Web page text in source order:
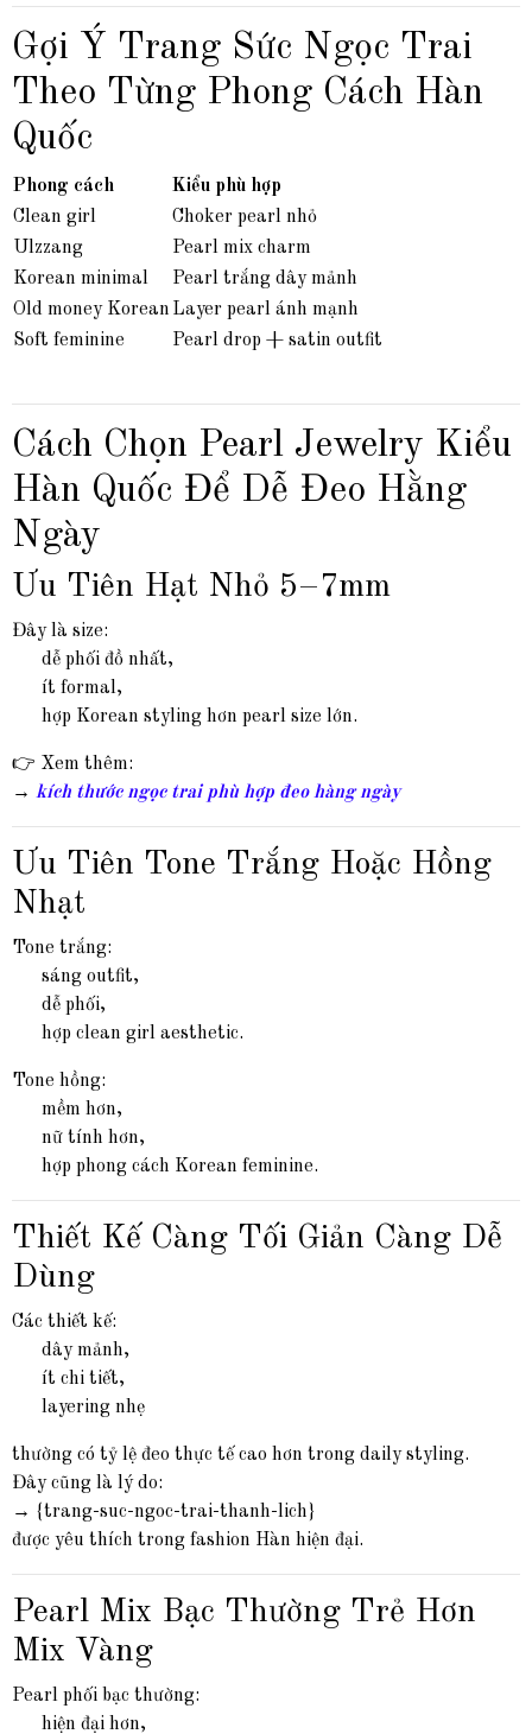
Gợi Ý Trang Sức Ngọc Trai
Theo Từng Phong Cách Hàn
Quốc
Phong cách
Kiểu phù hợp
Clean girl
Choker pearl nhỏ
Ulzzang
Pearl mix charm
Korean minimal
Pearl trắng dây mảnh
Old money Korean Layer pearl ánh mạnh
Soft feminine
Pearl drop + satin outfit
Cách Chọn Pearl Jewelry Kiểu
Hàn Quốc Để Dễ Đeo Hằng
Ngày
Ưu Tiên Hạt Nhỏ 5–7mm
Đây là size:
dễ phối đồ nhất,
ít formal,
hợp Korean styling hơn pearl size lớn.
👉 Xem thêm:
→ kích thước ngọc trai phù hợp đeo hàng ngày
Ưu Tiên Tone Trắng Hoặc Hồng
Nhạt
Tone trắng:
sáng outfit,
dễ phối,
hợp clean girl aesthetic.
Tone hồng:
mềm hơn,
nữ tính hơn,
hợp phong cách Korean feminine.
Thiết Kế Càng Tối Giản Càng Dễ
Dùng
Các thiết kế:
dây mảnh,
ít chi tiết,
layering nhẹ
thường có tỷ lệ đeo thực tế cao hơn trong daily styling.
Đây cũng là lý do:
→ {trang-suc-ngoc-trai-thanh-lich}
được yêu thích trong fashion Hàn hiện đại.
Pearl Mix Bạc Thường Trẻ Hơn
Mix Vàng
Pearl phối bạc thường:
hiện đại hơn,